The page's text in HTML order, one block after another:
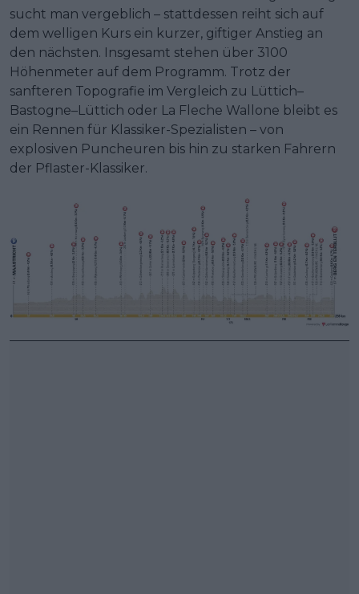
sucht man vergeblich – stattdessen reiht sich auf
dem welligen Kurs ein kurzer, giftiger Anstieg an
den nächsten. Insgesamt stehen über 3100
Höhenmeter auf dem Programm. Trotz der
sanfteren Topografie im Vergleich zu Lüttich–
Bastogne–Lüttich oder La Fleche Wallone bleibt es
ein Rennen für Klassiker-Spezialisten – von
explosiven Puncheuren bis hin zu starken Fahrern
der Pflaster-Klassiker.